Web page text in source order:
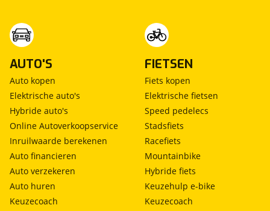
AUTO'S
Auto kopen
Elektrische auto's
Hybride auto's
Online Autoverkoopservice
Inruilwaarde berekenen
Auto financieren
Auto verzekeren
Auto huren
Keuzecoach
FIETSEN
Fiets kopen
Elektrische fietsen
Speed pedelecs
Stadsfiets
Racefiets
Mountainbike
Hybride fiets
Keuzehulp e-bike
Keuzecoach